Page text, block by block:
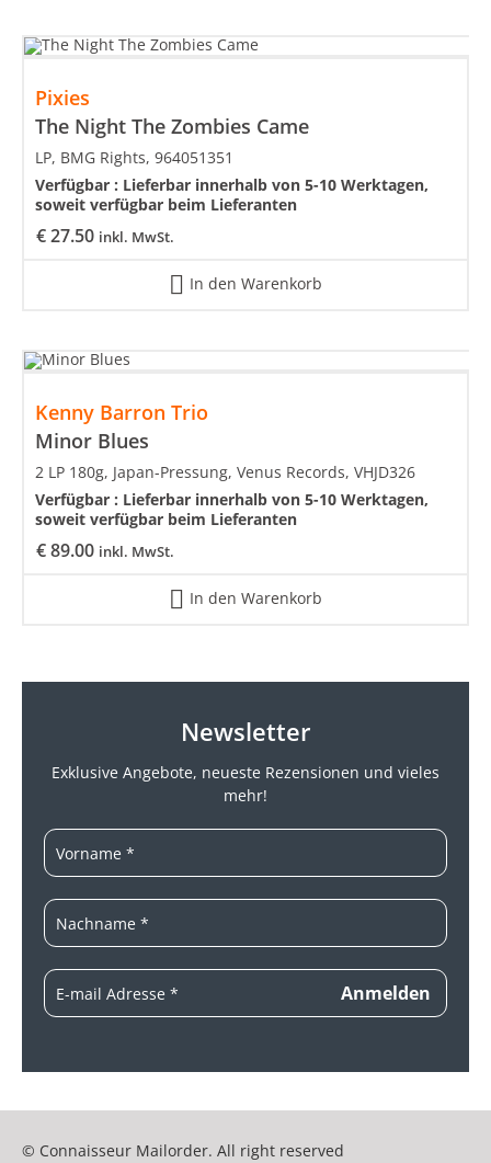
Pixies
The Night The Zombies Came
€27.50 inkl. MwSt.
LP, BMG Rights, 964051351
Verfügbar : Lieferbar innerhalb von 5-10 Werktagen,
soweit verfügbar beim Lieferanten
In den Warenkorb
Kenny Barron Trio
Minor Blues
€89.00 inkl. MwSt.
2 LP 180g, Japan-Pressung, Venus Records, VHJD326
Verfügbar : Lieferbar innerhalb von 5-10 Werktagen,
soweit verfügbar beim Lieferanten
In den Warenkorb
Newsletter
Exklusive Angebote, neueste Rezensionen und vieles
mehr!
© Connaisseur Mailorder. All right reserved